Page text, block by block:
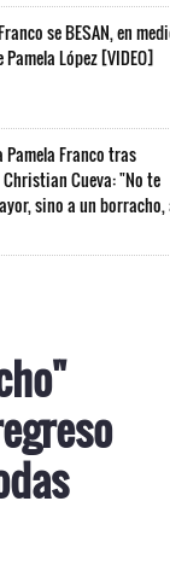
se BESAN, en
López [VIDEO]
Franco tras
Cueva: "No te
sino a un borracho,